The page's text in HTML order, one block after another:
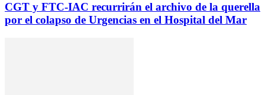
CGT y FTC-IAC recurrirán el archivo de la querella
por el colapso de Urgencias en el Hospital del Mar